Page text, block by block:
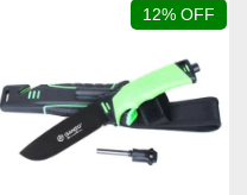
12% OFF